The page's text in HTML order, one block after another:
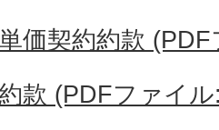
価契約約款
款 (PDFファイ